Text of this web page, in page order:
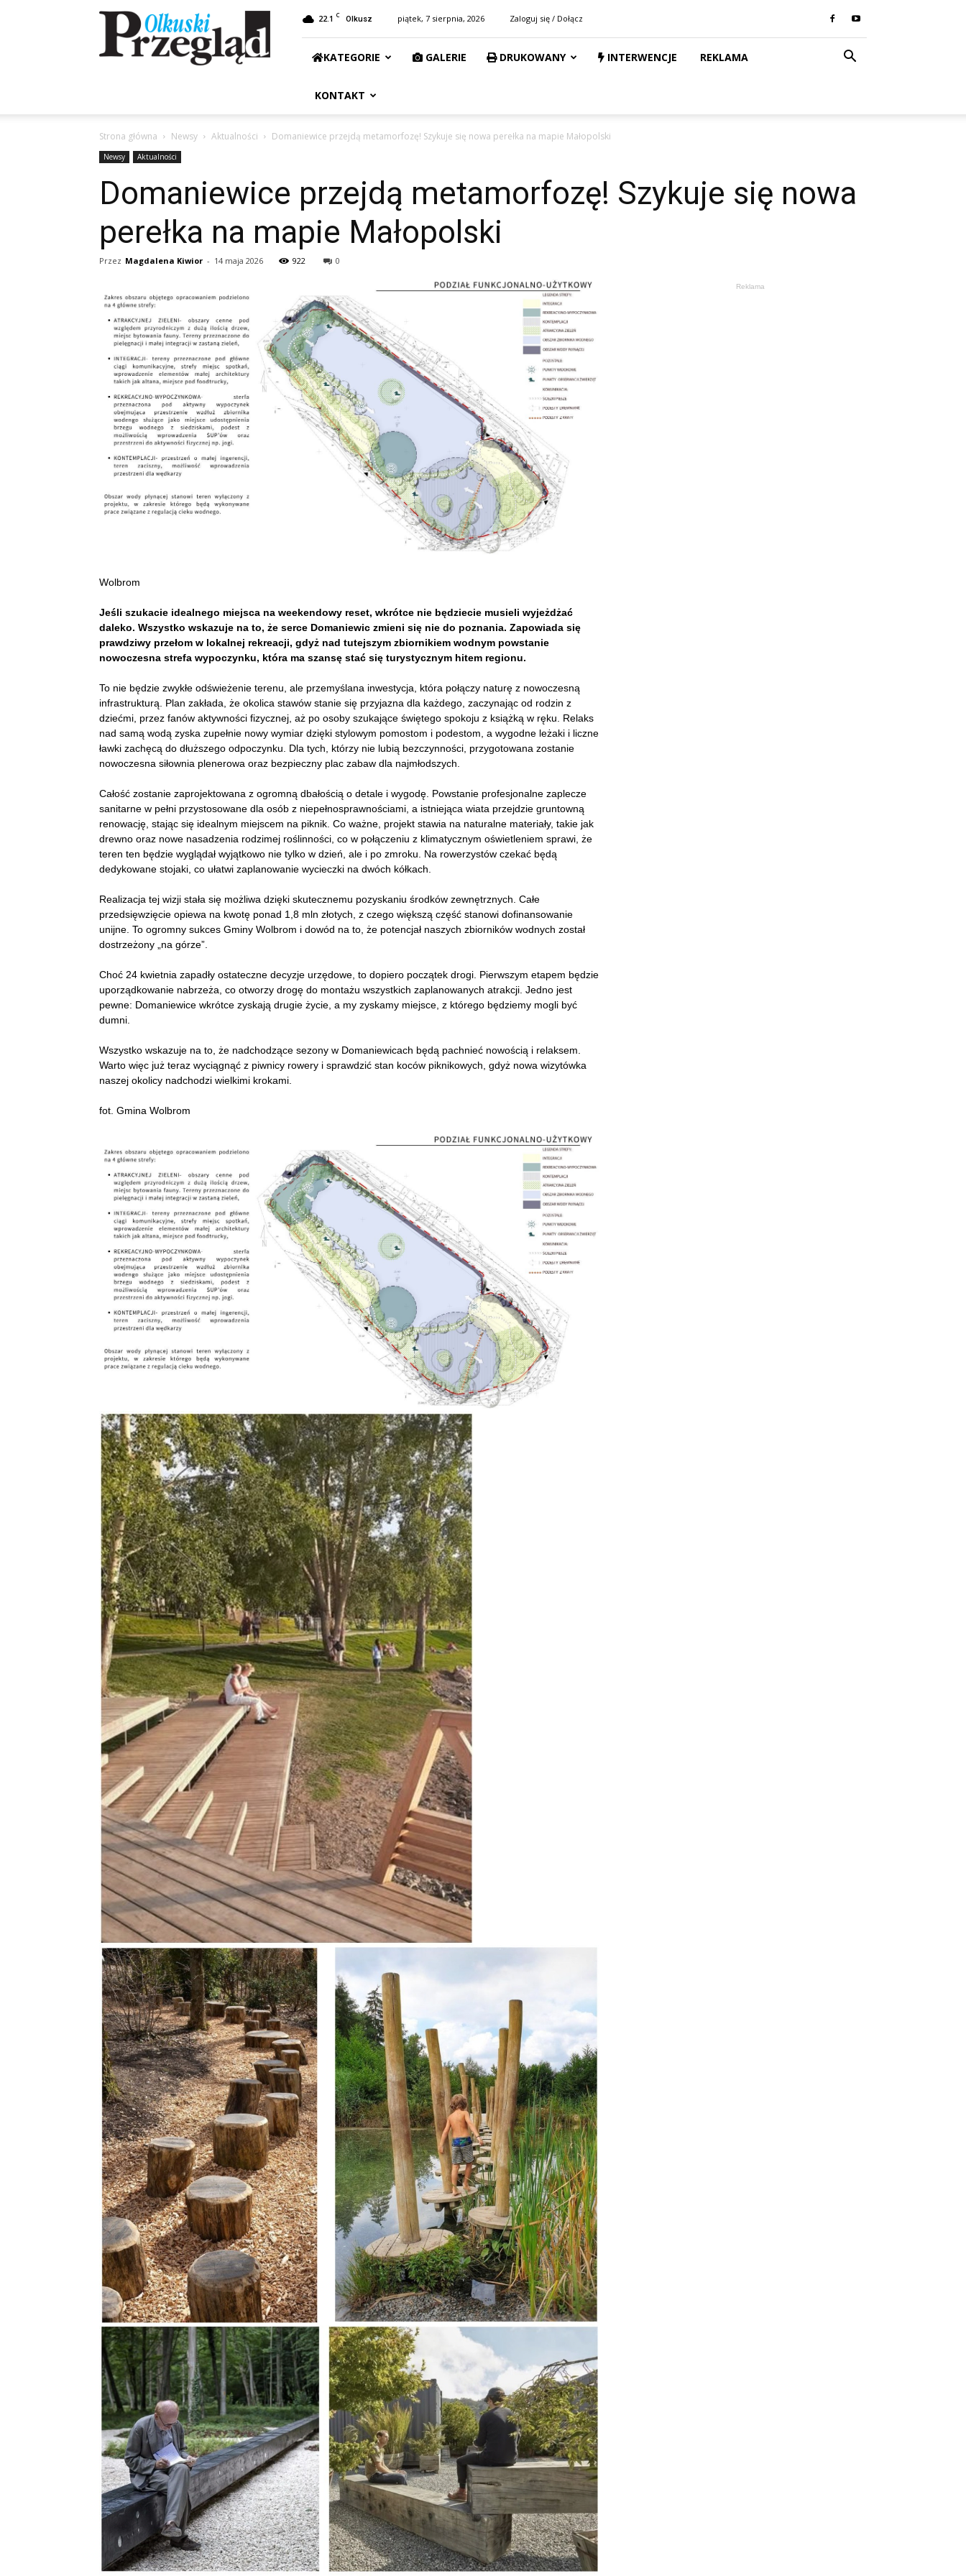
Przegląd
Olkuski
22.1 C Olkusz piątek, 7 sierpnia, 2026 Zaloguj się / Dołącz
KATEGORIE GALERIE DRUKOWANY INTERWENCJE REKLAMA
KONTAKT
Strona główna Newsy Aktualności Domaniewice przejdą metamorfozę! Szykuje się nowa perełka na mapie Małopolski
Newsy Aktualności
Domaniewice przejdą metamorfozę! Szykuje się nowa
perełka na mapie Małopolski
Przez Magdalena Kiwior - 14 maja 2026 922 0
Wolbrom
Jeśli szukacie idealnego miejsca na weekendowy reset, wkrótce nie będziecie musieli wyjeżdżać
daleko. Wszystko wskazuje na to, że serce Domaniewic zmieni się nie do poznania. Zapowiada się
prawdziwy przełom w lokalnej rekreacji, gdyż nad tutejszym zbiornikiem wodnym powstanie
nowoczesna strefa wypoczynku, która ma szansę stać się turystycznym hitem regionu.
To nie będzie zwykłe odświeżenie terenu, ale przemyślana inwestycja, która połączy naturę z nowoczesną
infrastrukturą. Plan zakłada, że okolica stawów stanie się przyjazna dla każdego, zaczynając od rodzin z
dziećmi, przez fanów aktywności fizycznej, aż po osoby szukające świętego spokoju z książką w ręku. Relaks
nad samą wodą zyska zupełnie nowy wymiar dzięki stylowym pomostom i podestom, a wygodne leżaki i liczne
ławki zachęcą do dłuższego odpoczynku. Dla tych, którzy nie lubią bezczynności, przygotowana zostanie
nowoczesna siłownia plenerowa oraz bezpieczny plac zabaw dla najmłodszych.
Całość zostanie zaprojektowana z ogromną dbałością o detale i wygodę. Powstanie profesjonalne zaplecze
sanitarne w pełni przystosowane dla osób z niepełnosprawnościami, a istniejąca wiata przejdzie gruntowną
renowację, stając się idealnym miejscem na piknik. Co ważne, projekt stawia na naturalne materiały, takie jak
drewno oraz nowe nasadzenia rodzimej roślinności, co w połączeniu z klimatycznym oświetleniem sprawi, że
teren ten będzie wyglądał wyjątkowo nie tylko w dzień, ale i po zmroku. Na rowerzystów czekać będą
dedykowane stojaki, co ułatwi zaplanowanie wycieczki na dwóch kółkach.
Realizacja tej wizji stała się możliwa dzięki skutecznemu pozyskaniu środków zewnętrznych. Całe
przedsięwzięcie opiewa na kwotę ponad 1,8 mln złotych, z czego większą część stanowi dofinansowanie
unijne. To ogromny sukces Gminy Wolbrom i dowód na to, że potencjał naszych zbiorników wodnych został
dostrzeżony „na górze”.
Choć 24 kwietnia zapadły ostateczne decyzje urzędowe, to dopiero początek drogi. Pierwszym etapem będzie
uporządkowanie nabrzeża, co otworzy drogę do montażu wszystkich zaplanowanych atrakcji. Jedno jest
pewne: Domaniewice wkrótce zyskają drugie życie, a my zyskamy miejsce, z którego będziemy mogli być
dumni.
Wszystko wskazuje na to, że nadchodzące sezony w Domaniewicach będą pachnieć nowością i relaksem.
Warto więc już teraz wyciągnąć z piwnicy rowery i sprawdzić stan koców piknikowych, gdyż nowa wizytówka
naszej okolicy nadchodzi wielkimi krokami.
fot. Gmina Wolbrom
Reklama